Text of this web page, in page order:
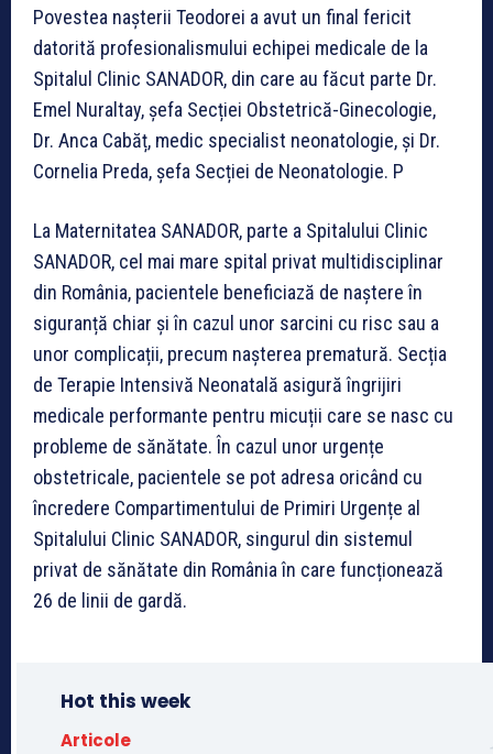
Povestea nașterii Teodorei a avut un final fericit
datorită profesionalismului echipei medicale de la
Spitalul Clinic SANADOR, din care au făcut parte Dr.
Emel Nuraltay, șefa Secției Obstetrică-Ginecologie,
Dr. Anca Cabăț, medic specialist neonatologie, și Dr.
Cornelia Preda, șefa Secției de Neonatologie. P
La Maternitatea SANADOR, parte a Spitalului Clinic
SANADOR, cel mai mare spital privat multidisciplinar
din România, pacientele beneficiază de naștere în
siguranță chiar și în cazul unor sarcini cu risc sau a
unor complicații, precum nașterea prematură. Secția
de Terapie Intensivă Neonatală asigură îngrijiri
medicale performante pentru micuții care se nasc cu
probleme de sănătate. În cazul unor urgențe
obstetricale, pacientele se pot adresa oricând cu
încredere Compartimentului de Primiri Urgențe al
Spitalului Clinic SANADOR, singurul din sistemul
privat de sănătate din România în care funcționează
26 de linii de gardă.
Hot this week
Articole